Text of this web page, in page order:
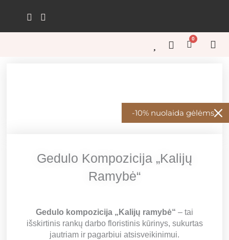
0
Cart
Gedulo Kompozicija „Kalijų
Ramybė“
Gedulo kompozicija „Kalijų ramybė“ – tai
išskirtinis rankų darbo floristinis kūrinys, sukurtas
jautriam ir pagarbiui atsisveikinimui.
-10% nuolaida gėlėms